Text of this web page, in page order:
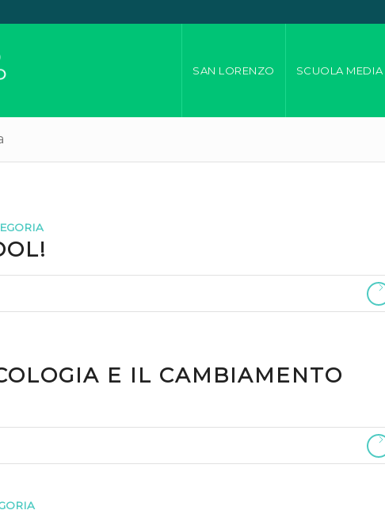
SAN LORENZO SCUOLA MEDIA
E IL CAMBIAMENTO